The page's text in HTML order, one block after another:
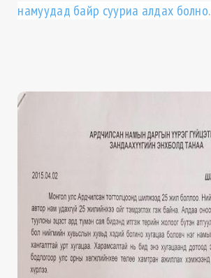
намуудад байр сууриа алдах болно.